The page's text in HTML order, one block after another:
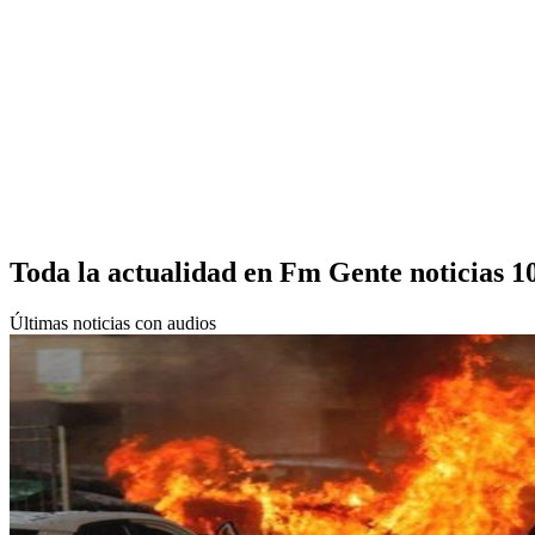
Toda la actualidad en Fm Gente noticias
Últimas noticias con audios